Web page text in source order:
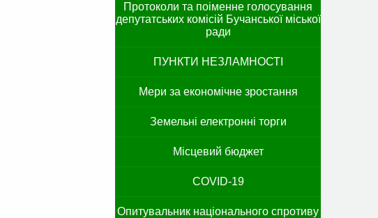
Протоколи та поіменне голосування
депутатських комісій Бучанської міської
ради
ПУНКТИ НЕЗЛАМНОСТІ
Мери за економічне зростання
Земельні електронні торги
Місцевий бюджет
COVID-19
Опитувальник національного спротиву